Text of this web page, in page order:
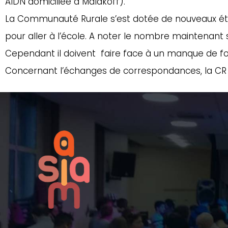
La Communauté Rurale s’est dotée de nouveaux
pour aller à l’école. A noter le nombre maintenant
Cependant il doivent faire face à un manque de
Concernant l’échanges de correspondances, la